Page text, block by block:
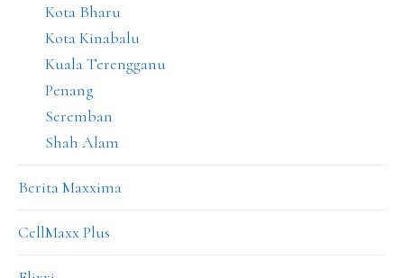
Kota Bharu
Kota Kinabalu
Kuala Terengganu
Penang
Seremban
Shah Alam
Berita Maxxima
CellMaxx Plus